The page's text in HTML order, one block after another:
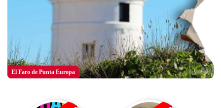
El Faro de Punta Europa
Parque de Conservación de la Vida Silve...